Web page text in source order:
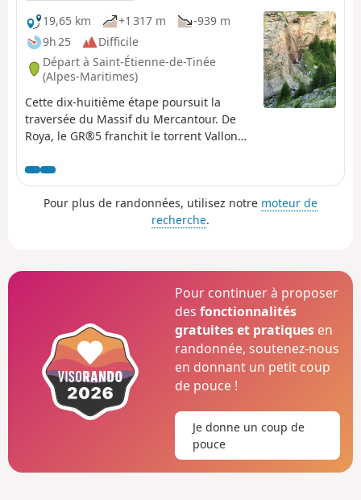
19,65 km
+1 317 m
-939 m
9h 25
Difficile
Départ à Saint-Étienne-de-Tinée
(Alpes-Maritimes)
Cette dix-huitième étape poursuit la
traversée du Massif du Mercantour. De
Roya, le GR®5 franchit le torrent Vallon
puis celui de Sallevieille et, par des
lacets, grimpe au Plan des Laces puis au
Col de Crousette. Du col, le sentier
remonte en écharpe le versant gauche du
traverse la Baisse du Démant et descend
au Col du Refuge puis à celui des
Moulinés. Il bascule vers le fond du
Vallon du Démant, traverse son torrent et,
à flanc de pente du versant opposé,
croise le vallon de la Gourgette. Au-
dessus du hameau de Vignols, il monte
sous les rochers ruiniformes des
Chambrettes, où nichent une colonie de
gypaètes barbus, et passe le collet des
Portes de Longon, puis vallonne le long
d'un ruisseau pour gagner le Refuge du
Longon ou Vacherie de Roure.
Pour plus de randonnées, utilisez notre moteur de
recherche.
Pour continuer à proposer
desfonctionnalités
gratuites et pratiques en
randonnée, soutenez-nous
en donnant un petit coup
de pouce !
Je donne un coup de
pouce